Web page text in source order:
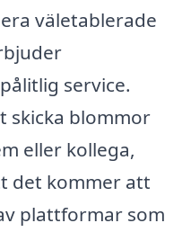
väletablerade
service.
skicka blommor
eller kollega,
det kommer att
plattformar som